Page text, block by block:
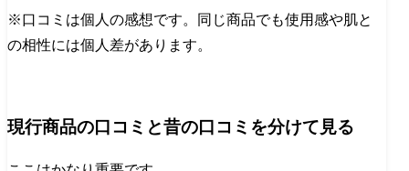
※口コミは個人の感想です。同じ商品でも使用感や肌と
の相性には個人差があります。
現行商品の口コミと昔の口コミを分けて見る